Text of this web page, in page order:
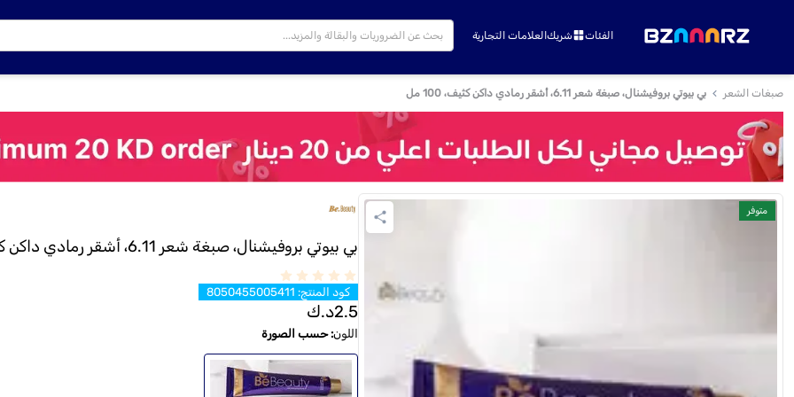
الفئات شريكالعلامات التجارية
صبغات الشعر بي بيوتي بروفيشنال، صبغة شعر 6.11، أشقر رمادي داكن كثيف، 100 مل
متوفر
بي بيوتي بروفيشنال، صبغة شعر 6.11، أشقر رمادي داكن كثيف، 100 مل
كود المنتج:
8050455005411
2.5د.ك
اللون:حسب الصورة